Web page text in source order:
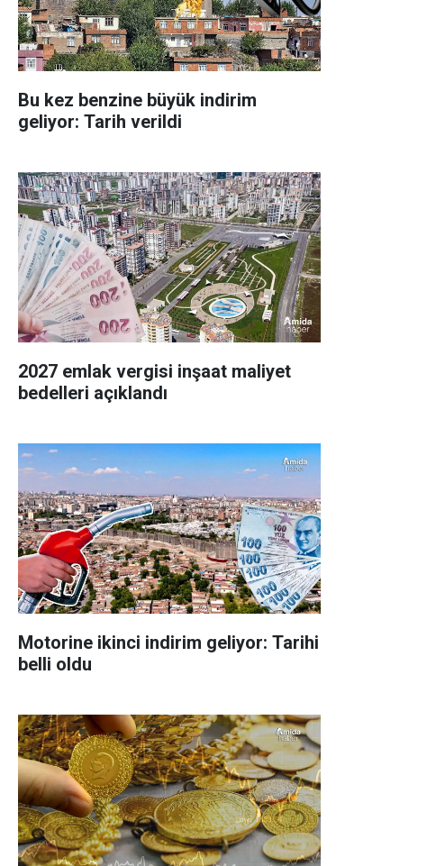
Bu kez benzine büyük indirim
geliyor: Tarih verildi
2027 emlak vergisi inşaat maliyet
bedelleri açıklandı
Motorine ikinci indirim geliyor: Tarihi
belli oldu